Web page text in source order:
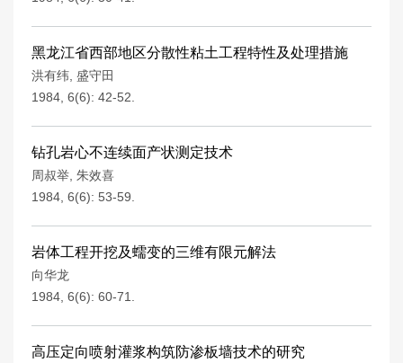
黑龙江省西部地区分散性粘土工程特性及处理措施
洪有纬 盛守田
1984, 6(6): 42-52.
钻孔岩心不连续面产状测定技术
周叔举 朱效喜
1984, 6(6): 53-59.
岩体工程开挖及蠕变的三维有限元解法
向华龙
1984, 6(6): 60-71.
高压定向喷射灌浆构筑防渗板墙技术的研究